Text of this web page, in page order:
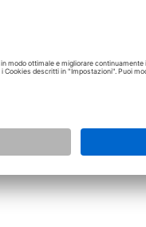
Impostazioni privacy